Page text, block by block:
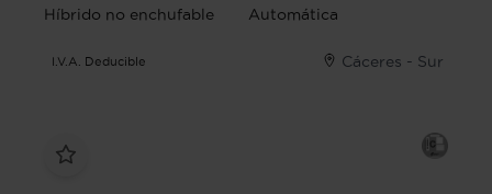
Híbrido no enchufable
Automática
I.V.A. Deducible Cáceres - Sur